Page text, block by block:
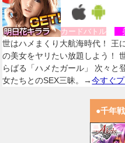
カードバトル
世はハメまくり大航海時代！ 王
の美女をヤリたい放題しよう！
らばる「ハメたガール」 次々と
女たちとのSEX三昧。→今すぐ
●千年